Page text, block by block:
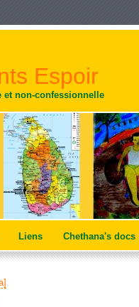
Espoir
non-confessionnelle
Liens Chethana's docs